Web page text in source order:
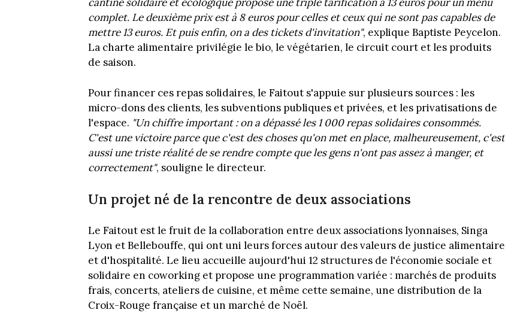
cantine solidaire et écologique propose une triple tarification à 13 euros pour un menu
complet. Le deuxième prix est à 8 euros pour celles et ceux qui ne sont pas capables de
mettre 13 euros. Et puis enfin, on a des tickets d'invitation", explique Baptiste Peycelon.
La charte alimentaire privilégie le bio, le végétarien, le circuit court et les produits
de saison.
Pour financer ces repas solidaires, le Faitout s'appuie sur plusieurs sources : les
micro-dons des clients, les subventions publiques et privées, et les privatisations de
l'espace. "Un chiffre important : on a dépassé les 1 000 repas solidaires consommés.
C'est une victoire parce que c'est des choses qu'on met en place, malheureusement, c'est
aussi une triste réalité de se rendre compte que les gens n'ont pas assez à manger, et
correctement", souligne le directeur.
Un projet né de la rencontre de deux associations
Le Faitout est le fruit de la collaboration entre deux associations lyonnaises, Singa
Lyon et Bellebouffe, qui ont uni leurs forces autour des valeurs de justice alimentaire
et d'hospitalité. Le lieu accueille aujourd'hui 12 structures de l'économie sociale et
solidaire en coworking et propose une programmation variée : marchés de produits
frais, concerts, ateliers de cuisine, et même cette semaine, une distribution de la
Croix-Rouge française et un marché de Noël.